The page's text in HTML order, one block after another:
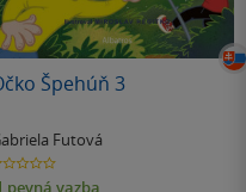
Špehúň 3
Futová
pevná vazba